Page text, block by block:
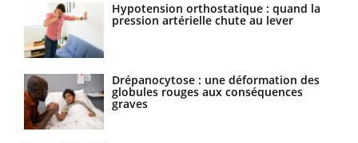
Hypotension orthostatique : quand la
pression artérielle chute au lever
Drépanocytose : une déformation des
globules rouges aux conséquences
graves